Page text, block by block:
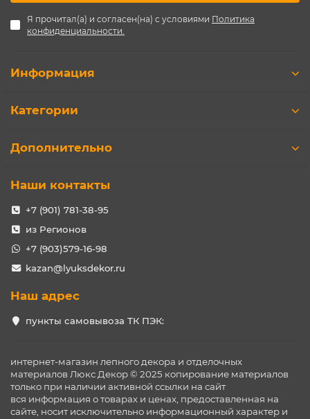
долговечность и устойчивость к деформациям;
возможность индивидуальной отделки (покраска в
это надёжное, функциональное и эстетичное решение
Я прочитал(а) и согласен(на) с условиями Политика
конфиденциальности.
Информация
Категории
Дополнительно
Наши контакты
+7 (901) 781-38-95
из Регионов
+7 (903)579-16-98
kazan@lyuksdekor.ru
Наш адрес
пункты самовывоза ТК ПЭК:
интернет-магазин лепного декора и отделочных
материалов Люкс Декор © 2025 копирование материалов
только при наличии активной ссылки на сайт
вся информация о товарах и ценах, предоставленная на
сайте, носит исключительно информационный характер и